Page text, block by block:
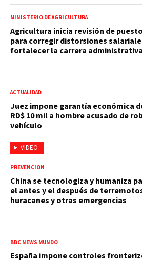
MINISTERIO DE AGRICULTURA
Agricultura inicia revisión de
para corregir distorsiones
fortalecer la carrera administrativa
VIDEO
ACTUALIDAD
Juez impone garantía económica
RD$ 10 mil a hombre acusado de
vehículo
PREVENCIÓN
China se tecnologiza y humaniza
el antes y el después de
huracanes y otras emergencias
BBC NEWS MUNDO
España impone controles